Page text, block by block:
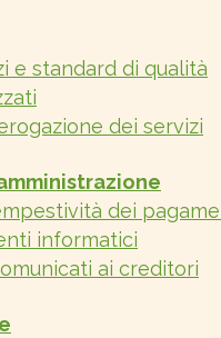
e standard di qualità
dei servizi
dei
informatici
ai creditori